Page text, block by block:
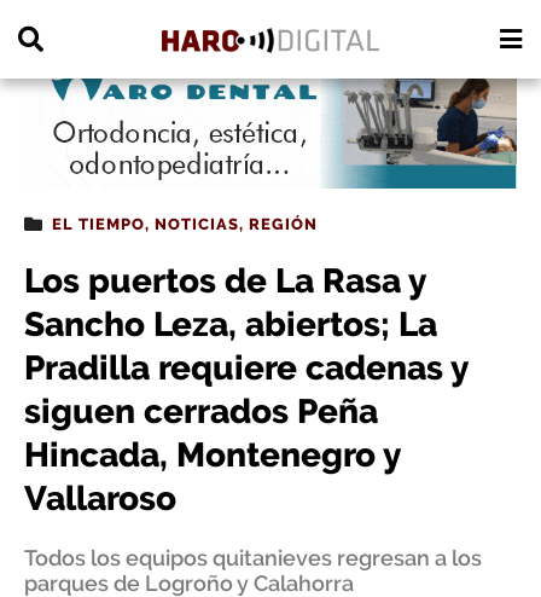
EL TIEMPO, NOTICIAS, REGIÓN
Los puertos de La Rasa y
Sancho Leza, abiertos; La
Pradilla requiere cadenas y
siguen cerrados Peña
Hincada, Montenegro y
Vallaroso
Todos los equipos quitanieves regresan a los
parques de Logroño y Calahorra